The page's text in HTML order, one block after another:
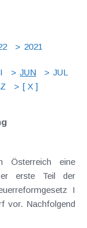
2021
JUN
JUL
[ X ]
eine
erste Teil der
I
vor. Nachfolgend